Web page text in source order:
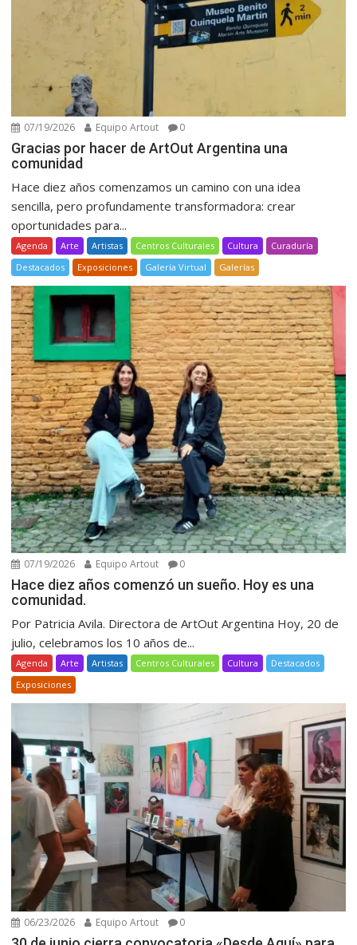
07/19/2026 Equipo Artout 0
Gracias por hacer de ArtOut Argentina una
comunidad
Hace diez años comenzamos un camino con una idea
sencilla, pero profundamente transformadora: crear
oportunidades para...
Agenda Arte Artistas Centros Culturales Cultura
Curaduría
Destacados
Exposiciones Galería Virtual Galerías
07/19/2026 Equipo Artout 0
Hace diez años comenzó un sueño. Hoy es una
comunidad.
Por Patricia Avila. Directora de ArtOut Argentina Hoy, 20 de
julio, celebramos los 10 años de...
Agenda Arte Artistas Centros Culturales Cultura
Destacados
Exposiciones
06/23/2026 Equipo Artout 0